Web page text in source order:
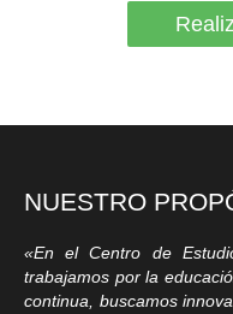
NUESTRO
«En el Centro de
trabajamos por la
continua, buscamos